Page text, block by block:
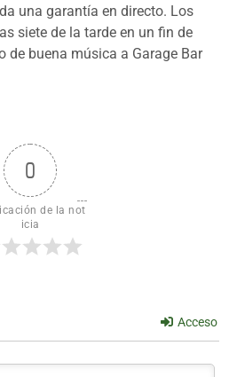
una garantía en directo. Los
siete de la tarde en un fin de
de buena música a Garage Bar
0
de la not
icia
Acceso